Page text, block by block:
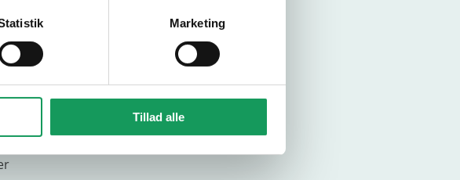
Marketing
Tillad alle
tryk og passende
rengøring. Det
pakninger eller lak.
til længere driftstid og
efter arbejde